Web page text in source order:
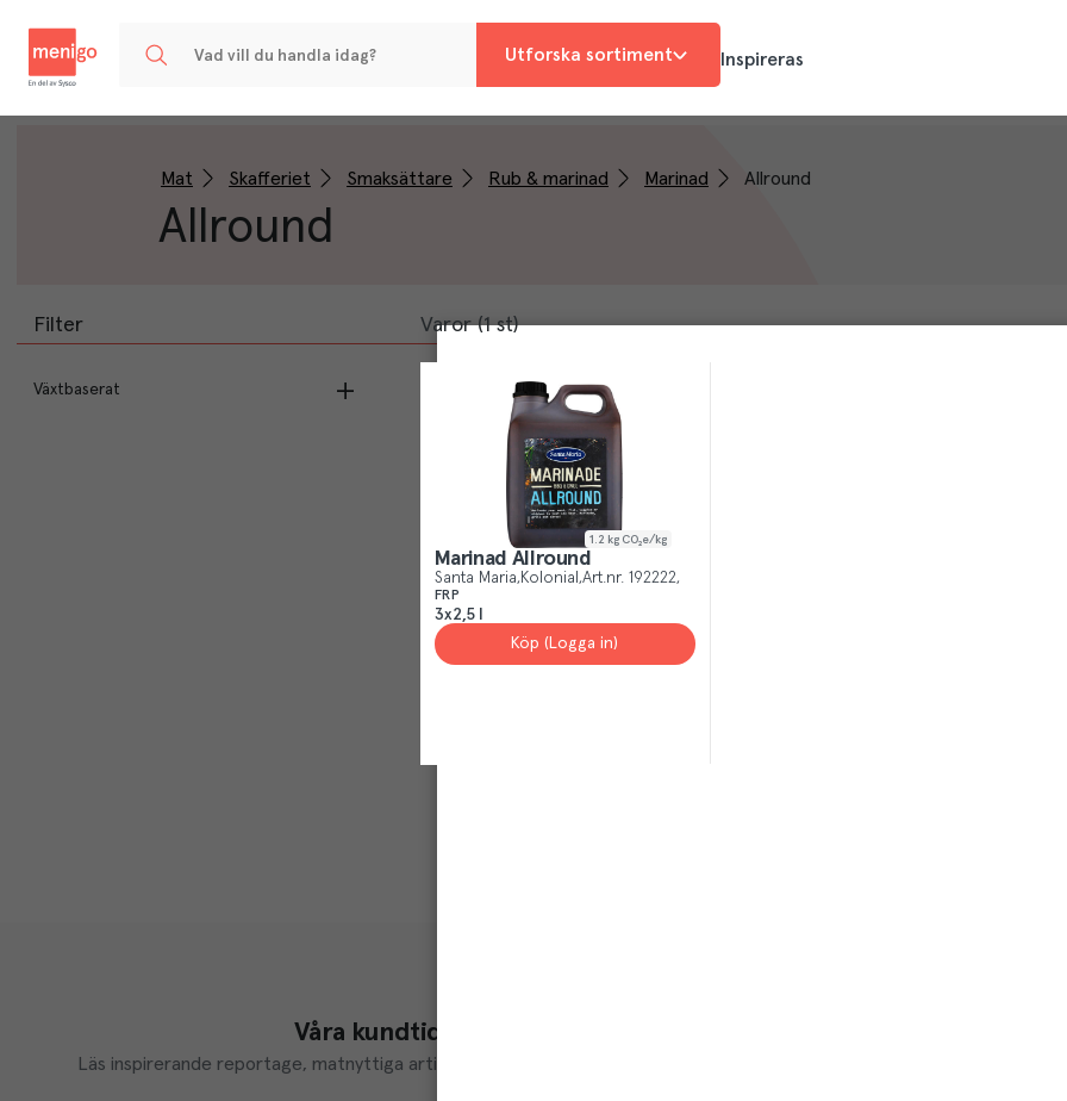
Utforska sortiment Inspireras
Mat Skafferiet Smaksättare Rub & marinad Marinad Allround
Allround
Varor (1 st)
1.2 kg CO₂e/kg
Marinad Allround
Santa Maria Kolonial Art.nr. 192222
FRP
3x2,5 l
Köp (Logga in)
Filter
Växtbaserat
Våra kundtidningar
Läs inspirerande reportage, matnyttiga artiklar och ta del av aktuella kampanjer. Du som är Menigo-